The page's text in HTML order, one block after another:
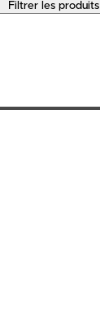
Filtrer les produits